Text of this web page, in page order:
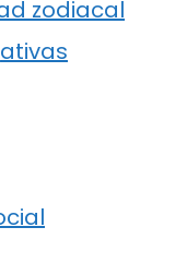
zodiacal